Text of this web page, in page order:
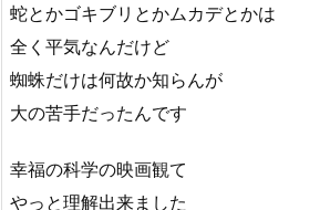
蛇とかゴキブリとかムカデとかは
全く平気なんだけど
蜘蛛だけは何故か知らんが
大の苦手だったんです
幸福の科学の映画観て
やっと理解出来ました